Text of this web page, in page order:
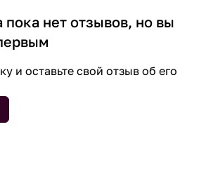
пока нет отзывов, но вы
и оставьте свой отзыв об его